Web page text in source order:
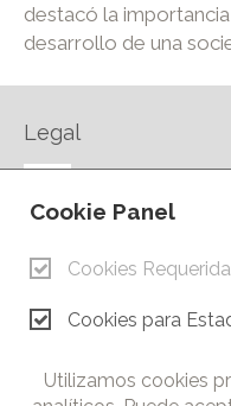
destacó la
desarrollo de una
Legal
AVISO LEGAL
CONTACTO
Cámara de Comercio e
derechos reservados.
Cookie Panel
Cookies
Cookies para
Utilizamos cookies